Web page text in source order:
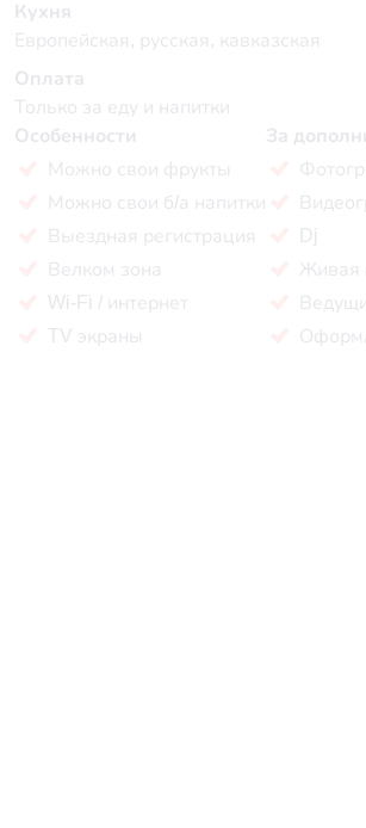
Кухня
Европейская, русская, кавказская
Оплата
Только за еду и напитки
Особенности
Можно свои фрукты
Можно свои б/а напитки
Выездная регистрация
Велком зона
Wi-Fi / интернет
TV экраны
За
Dj
Живая